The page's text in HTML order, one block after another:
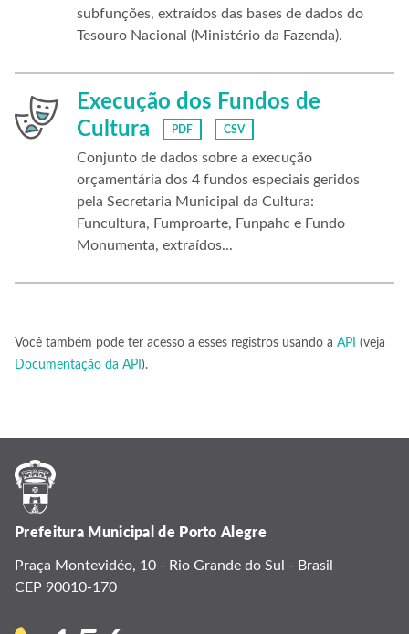
subfunções, extraídos das bases de dados do
Tesouro Nacional (Ministério da Fazenda).
Execução dos Fundos de
Cultura
PDF CSV
Conjunto de dados sobre a execução
orçamentária dos 4 fundos especiais geridos
pela Secretaria Municipal da Cultura:
Funcultura, Fumproarte, Funpahc e Fundo
Monumenta, extraídos...
Você também pode ter acesso a esses registros usando a API (veja
Documentação da API ).
Prefeitura Municipal de Porto Alegre
Praça Montevidéo, 10 - Rio Grande do Sul - Brasil
CEP 90010-170